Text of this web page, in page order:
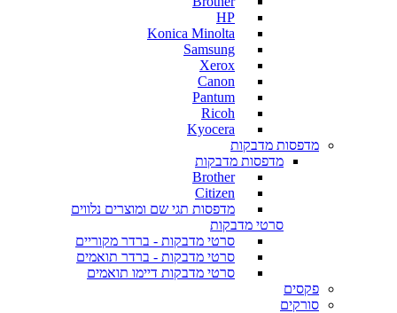
HP
Konica Minolta
Samsung
Xerox
Canon
Pantum
Ricoh
Kyocera
מדפסות מדבקות
מדפסות מדבקות
Brother
Citizen
מדפסות תגי שם ומוצרים נלווים
סרטי מדבקות
סרטי מדבקות - ברדר מקוריים
סרטי מדבקות - ברדר תואמים
סרטי מדבקות דיימו תואמים
פקסים
סורקים